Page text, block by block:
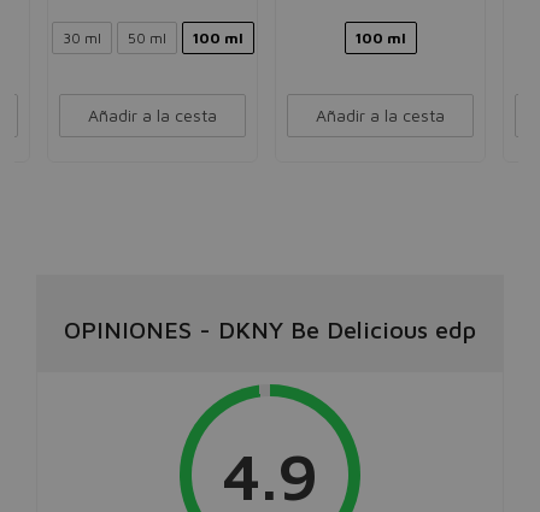
30 ml 50 ml 100 ml
Añadir a la cesta
100 ml
Añadir a la cesta
OPINIONES - DKNY Be Delicious edp
4.9